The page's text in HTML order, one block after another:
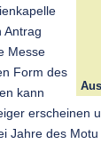
Antrag
Messe
Form des
kann
erscheinen
Jahre des